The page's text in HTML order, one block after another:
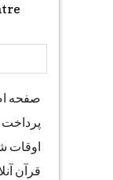
صفحه
اوقات
قرآن